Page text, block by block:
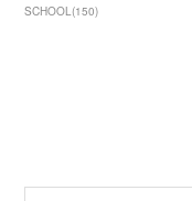
SCHOOL(150)